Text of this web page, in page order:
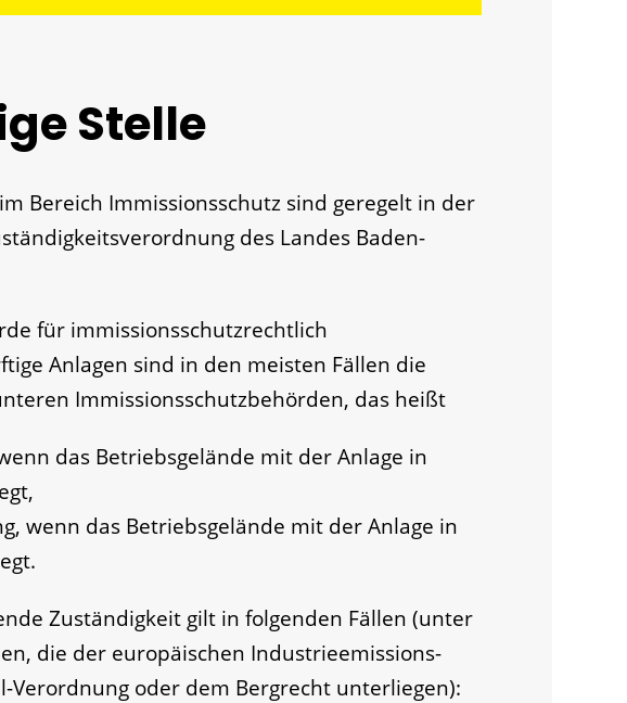
Stelle
Bereich Immissionsschutz sind geregelt in der
des Landes Baden-
für immissionsschutzrechtlich
Anlagen sind in den meisten Fällen die
Immissionsschutzbehörden, das heißt
das Betriebsgelände mit der Anlage in
wenn das Betriebsgelände mit der Anlage in
Zuständigkeit gilt in folgenden Fällen (unter
die der europäischen Industrieemissions-
Verordnung oder dem Bergrecht unterliegen):